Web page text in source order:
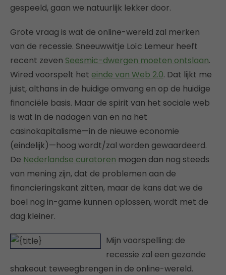
gespeeld, gaan we natuurlijk lekker door.
Grote vraag is wat de online-wereld zal merken
van de recessie. Sneeuwwitje Loïc Lemeur heeft
recent zeven Seesmic-dwergen moeten ontslaan.
Wired voorspelt het einde van Web 2.0. Dat lijkt me
juist, althans in de huidige omvang en op de huidige
financiële basis. Maar de spirit van het sociale web
is wat in de nadagen van en na het
casinokapitalisme—in de nieuwe economie
(eindelijk)—hoog wordt/zal worden gewaardeerd.
De Nederlandse curatoren mogen dan nog steeds
van mening zijn, dat de problemen aan de
financieringskant zitten, maar de kans dat we de
boel nog in-game kunnen oplossen, wordt met de
dag kleiner.
Mijn voorspelling: de
recessie zal een gezonde
shakeout teweegbrengen in de online-wereld.